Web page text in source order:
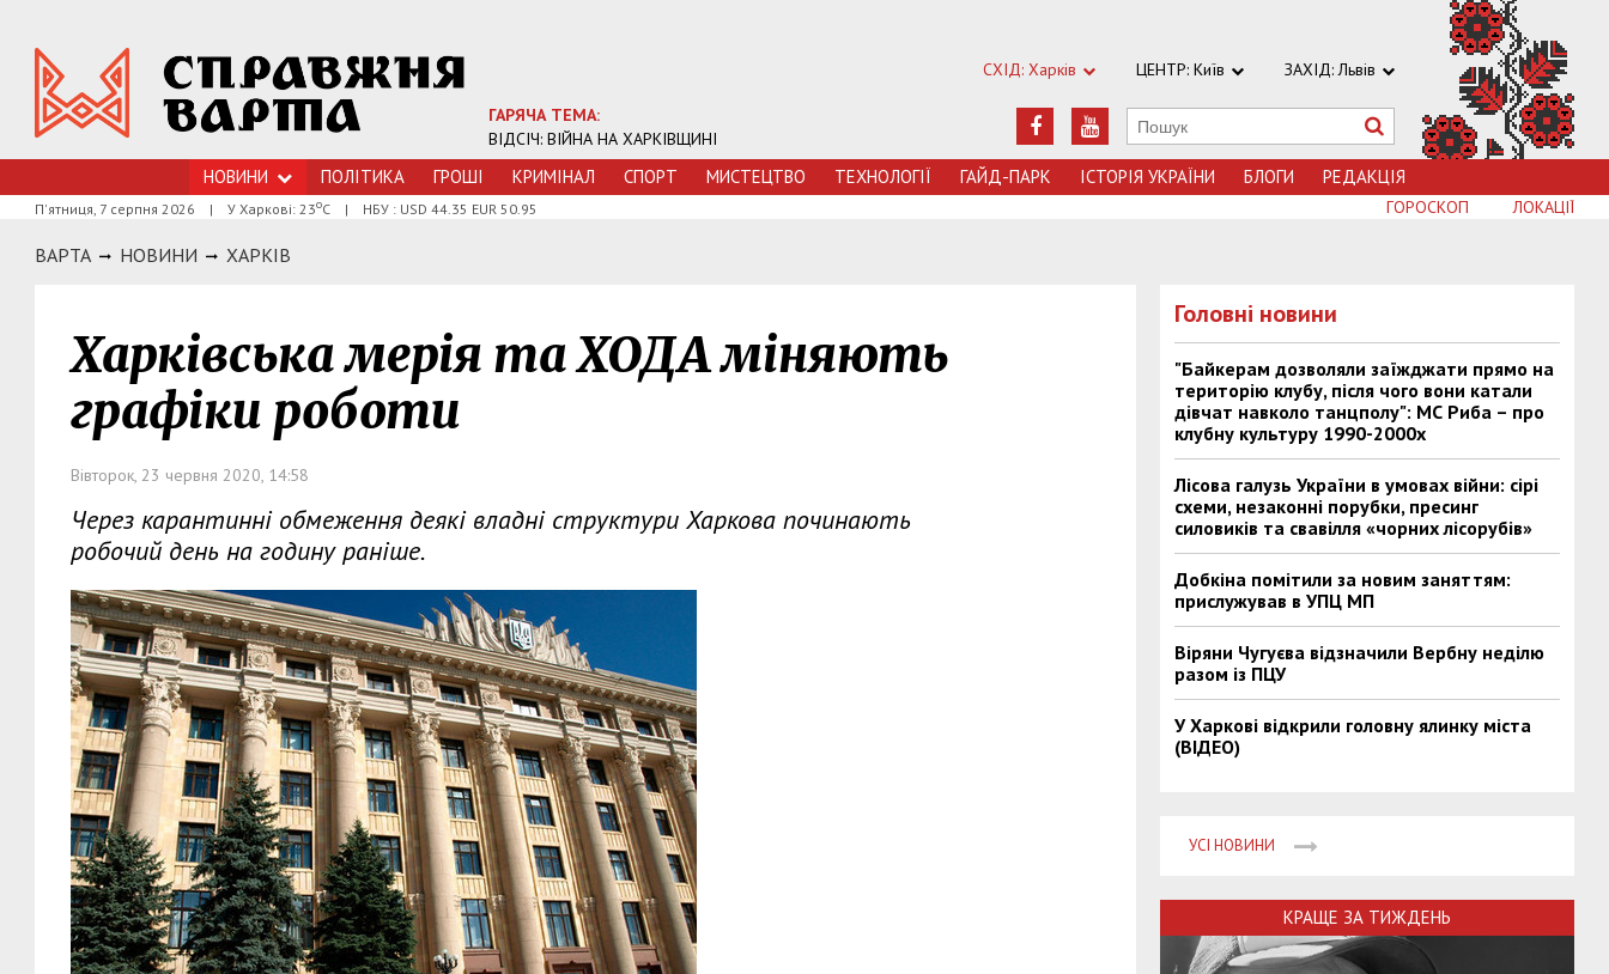
ГАРЯЧА ТЕМА:
ВІДСІЧ: ВІЙНА НА ХАРКІВЩИНІ
СХІД: Харків ЦЕНТР: Київ ЗАХІД: Львів
НОВИНИ ПОЛІТИКА ГРОШI КРИМIНАЛ СПОРТ МИСТЕЦТВО ТЕХНОЛОГIЇ ГАЙД-ПАРК ІСТОРІЯ УКРАЇНИ БЛОГИ РЕДАКЦІЯ
П'ятниця, 7 серпня 2026 | У Харкові: 23оС | НБУ : USD 44.35 EUR 50.95 ЛОКАЦІЇ
ГОРОСКОП
ВАРТА НОВИНИ ХАРКIВ
Харківська мерія та ХОДА міняють
графіки роботи
Вівторок, 23 червня 2020, 14:58
Через карантинні обмеження деякі владні структури Харкова починають
робочий день на годину раніше.
Головні новини
"Байкерам дозволяли заїжджати прямо на
територію клубу, після чого вони катали
дівчат навколо танцполу": МС Риба – про
клубну культуру 1990-2000х
Лісова галузь України в умовах війни: сірі
схеми, незаконні порубки, пресинг
силовиків та свавілля «чорних лісорубів»
Добкіна помітили за новим заняттям:
прислужував в УПЦ МП
Віряни Чугуєва відзначили Вербну неділю
разом із ПЦУ
У Харкові відкрили головну ялинку міста
(ВІДЕО)
УСІ НОВИНИ
КРАЩЕ ЗА ТИЖДЕНЬ